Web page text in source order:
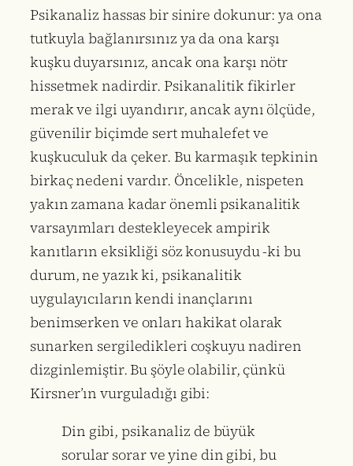
Psikanaliz hassas bir sinire dokunur: ya ona
tutkuyla bağlanırsınız ya da ona karşı
kuşku duyarsınız, ancak ona karşı nötr
hissetmek nadirdir. Psikanalitik fikirler
merak ve ilgi uyandırır, ancak aynı ölçüde,
güvenilir biçimde sert muhalefet ve
kuşkuculuk da çeker. Bu karmaşık tepkinin
birkaç nedeni vardır. Öncelikle, nispeten
yakın zamana kadar önemli psikanalitik
varsayımları destekleyecek ampirik
kanıtların eksikliği söz konusuydu -ki bu
durum, ne yazık ki, psikanalitik
uygulayıcıların kendi inançlarını
benimserken ve onları hakikat olarak
sunarken sergiledikleri coşkuyu nadiren
dizginlemiştir. Bu şöyle olabilir, çünkü
Kirsner’ın vurguladığı gibi:
Din gibi, psikanaliz de büyük
sorular sorar ve yine din gibi, bu